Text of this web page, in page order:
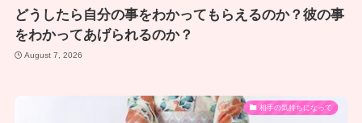
どうしたら自分の事をわかってもらえるのか？彼の事
をわかってあげられるのか？
August 7, 2026
相手の気持ちになって